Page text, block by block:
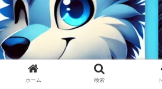
ホーム 検索